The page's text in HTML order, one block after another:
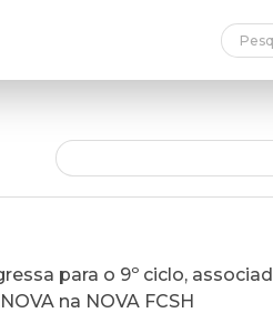
para o 9º ciclo,
na NOVA FCSH